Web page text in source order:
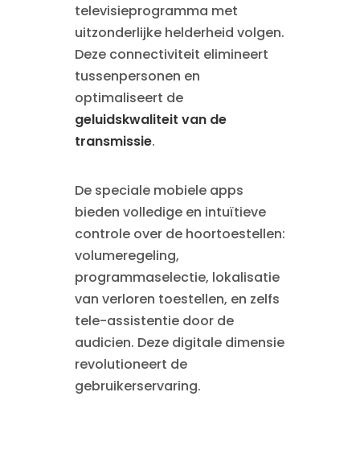
televisieprogramma met
uitzonderlijke helderheid volgen.
Deze connectiviteit elimineert
tussenpersonen en
optimaliseert de
geluidskwaliteit van de
transmissie.
De speciale mobiele apps
bieden volledige en intuïtieve
controle over de hoortoestellen:
volumeregeling,
programmaselectie, lokalisatie
van verloren toestellen, en zelfs
tele-assistentie door de
audicien. Deze digitale dimensie
revolutioneert de
gebruikerservaring.